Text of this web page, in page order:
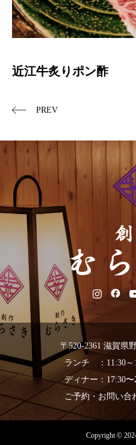
近江牛炙りポン酢
PREV
〒520-2361 滋賀県
ランチ ：11:30～
ディナー：17:30〜
ご予約・お問い合
Copyright ©